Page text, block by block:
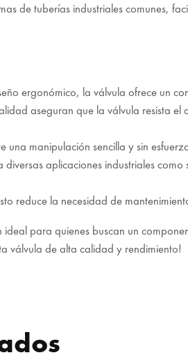
de tuberías industriales comunes,
ergonómico, la válvula ofrece un
aseguran que la válvula resista
una manipulación sencilla y sin
diversas aplicaciones industriales
reduce la necesidad de
ideal para quienes buscan un
válvula de alta calidad y rendimiento!